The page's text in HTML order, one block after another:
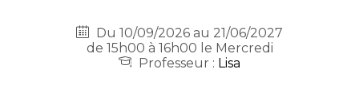
Du 10/09/2026 au 21/06/2027
de 15h00 à 16h00 le Mercredi
Professeur : Lisa